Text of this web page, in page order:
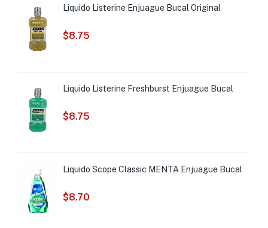
Liquido Listerine Enjuague Bucal Original
$8.75
Liquido Listerine Freshburst Enjuague Bucal
$8.75
Liquido Scope Classic MENTA Enjuague Bucal
$8.70